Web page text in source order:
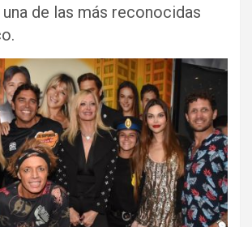
una de las más reconocidas